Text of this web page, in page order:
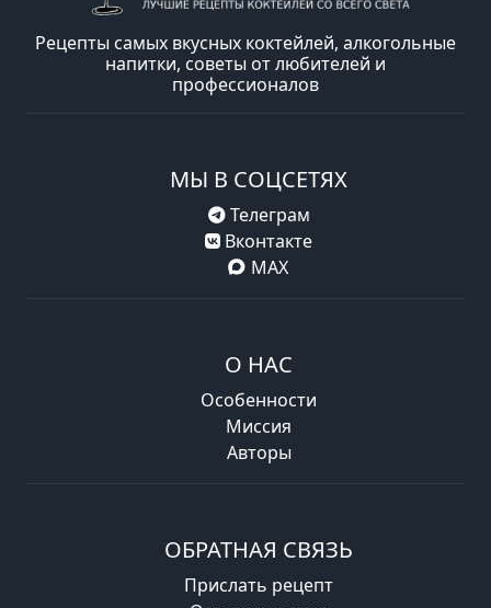
Рецепты самых вкусных коктейлей, алкогольные
напитки, советы от любителей и
профессионалов
МЫ В СОЦСЕТЯХ
Телеграм
Вконтакте
MAX
О НАС
Особенности
Миссия
Авторы
ОБРАТНАЯ СВЯЗЬ
Прислать рецепт